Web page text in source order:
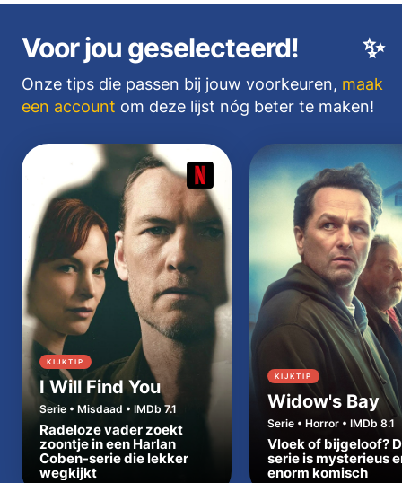
✨
Voor jou geselecteerd!
Onze tips die passen bij jouw voorkeuren, maak
een account om deze lijst nóg beter te maken!
KIJKTIP
I Will Find You
Serie • Misdaad • IMDb 7.1
Radeloze vader zoekt
zoontje in een Harlan
Coben-serie die lekker
wegkijkt
KIJKTIP
Widow's Bay
Serie • Horror • IMDb 8.1
Vloek of bijgeloof?
serie is mysterieus
enorm komisch